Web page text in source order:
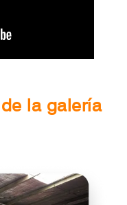
la galería